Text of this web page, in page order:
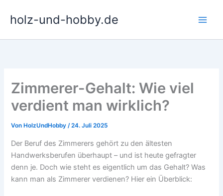
Inhaltholz-und-hobby.de
Zimmerer-Gehalt: Wie viel
verdient man wirklich?
Von HolzUndHobby/24. Juli 2025
Der Beruf des Zimmerers gehört zu den ältesten
Handwerksberufen überhaupt – und ist heute gefragter
denn je. Doch wie steht es eigentlich um das Gehalt? Was
kann man als Zimmerer verdienen? Hier ein Überblick: